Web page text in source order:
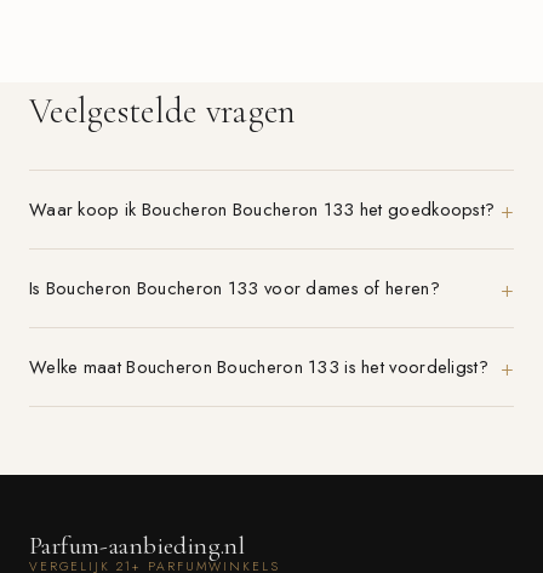
Veelgestelde vragen
Waar koop ik Boucheron Boucheron 133 het goedkoopst?
Is Boucheron Boucheron 133 voor dames of heren?
Welke maat Boucheron Boucheron 133 is het voordeligst?
Parfum-aanbieding.nl
VERGELIJK 21+ PARFUMWINKELS